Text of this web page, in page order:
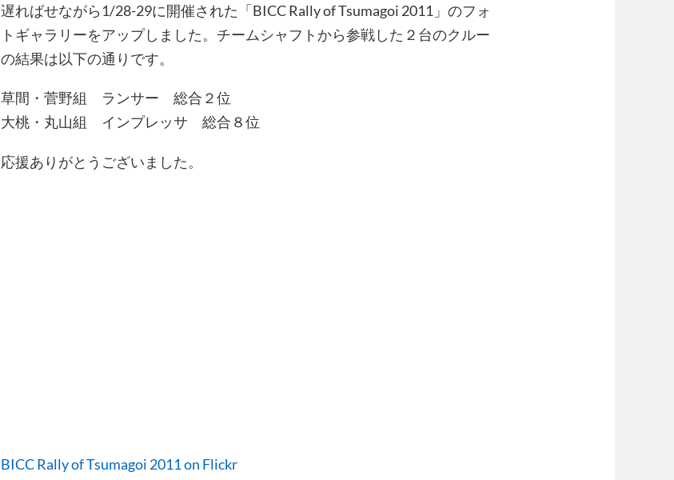
遅ればせながら1/28-29に開催された「BICC Rally of Tsumagoi 2011」のフォ
トギャラリーをアップしました。チームシャフトから参戦した２台のクルー
の結果は以下の通りです。
草間・菅野組 ランサー 総合２位
大桃・丸山組 インプレッサ 総合８位
応援ありがとうございました。
BICC Rally of Tsumagoi 2011 on Flickr